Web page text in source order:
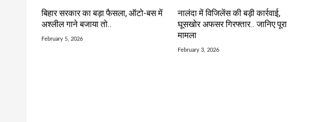
बिहार सरकार का बड़ा फैसला, ऑटो-बस में
अश्लील गाने बजाया तो..
February 5, 2026
नालंदा में विजिलेंस की बड़ी कार्रवाई,
घूसखोर अफसर गिरफ्तार.. जानिए पूरा
मामला
February 3, 2026